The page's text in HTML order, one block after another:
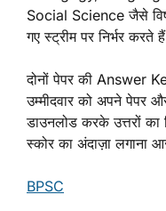
Social Science जैसे
गए स्ट्रीम पर निर्भर करते
दोनों पेपर की Answer
उम्मीदवार को अपने
डाउनलोड करके उत्तरों का
स्कोर का अंदाज़ा लगाना
BPSC